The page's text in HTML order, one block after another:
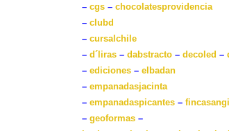
– cgs – chocolatesprovidencia
– clubd
– cursalchile
– d´liras – dabstracto – decoled –
– ediciones – elbadan
– empanadasjacinta
– empanadaspicantes –
– geoformas –